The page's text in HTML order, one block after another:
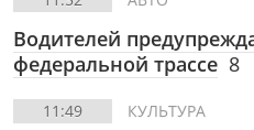
Водителей
федеральной трассе 8
11:49 КУЛЬТУРА